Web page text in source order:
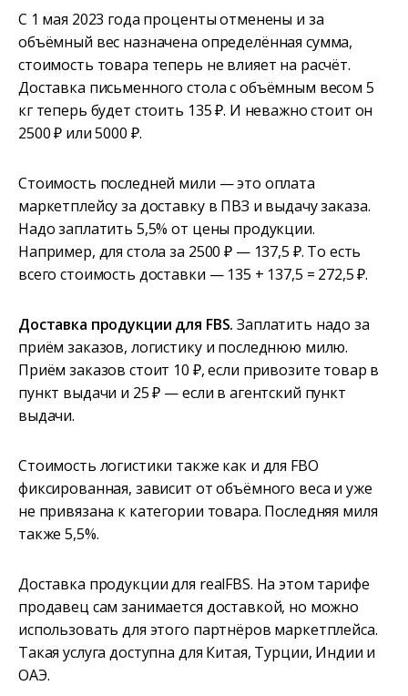
С 1 мая 2023 года проценты отменены и за
объёмный вес назначена определённая сумма,
стоимость товара теперь не влияет на расчёт.
Доставка письменного стола с объёмным весом 5
кг теперь будет стоить 135 ₽. И неважно стоит он
2500 ₽ или 5000 ₽.
Стоимость последней мили — это оплата
маркетплейсу за доставку в ПВЗ и выдачу заказа.
Надо заплатить 5,5% от цены продукции.
Например, для стола за 2500 ₽ — 137,5 ₽. То есть
всего стоимость доставки — 135 + 137,5 = 272,5 ₽.
Доставка продукции для FBS.Заплатить надо за
приём заказов, логистику и последнюю милю.
Приём заказов стоит 10 ₽, если привозите товар в
пункт выдачи и 25 ₽ — если в агентский пункт
выдачи.
Стоимость логистики также как и для FBO
фиксированная, зависит от объёмного веса и уже
не привязана к категории товара. Последняя миля
также 5,5%.
Доставка продукции для realFBS. На этом тарифе
продавец сам занимается доставкой, но можно
использовать для этого партнёров маркетплейса.
Такая услуга доступна для Китая, Турции, Индии и
ОАЭ.